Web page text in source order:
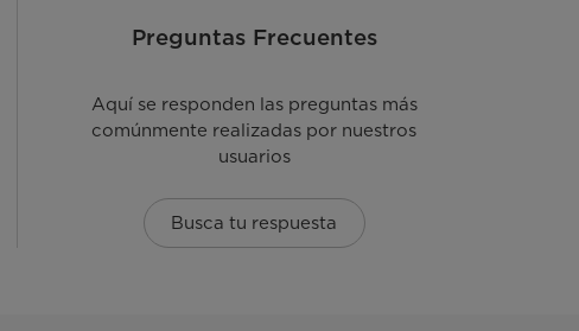
Preguntas Frecuentes
Aquí se responden las preguntas más
comúnmente realizadas por nuestros
usuarios
Busca tu respuesta